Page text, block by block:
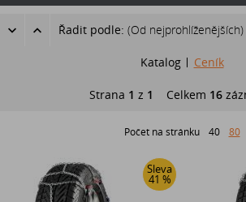
Řadit podle: (Od nejprohlíženějších)
Katalog Ceník
Strana 1 z 1 Celkem 16
Počet na stránku 40 80
Sleva
41 %